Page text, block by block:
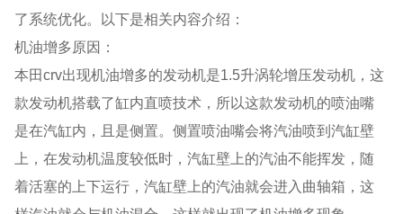
了系统优化。以下是相关内容介绍：
机油增多原因：
本田crv出现机油增多的发动机是1.5升涡轮增压发动机，这
款发动机搭载了缸内直喷技术，所以这款发动机的喷油嘴
是在汽缸内，且是侧置。侧置喷油嘴会将汽油喷到汽缸壁
上，在发动机温度较低时，汽缸壁上的汽油不能挥发，随
着活塞的上下运行，汽缸壁上的汽油就会进入曲轴箱，这